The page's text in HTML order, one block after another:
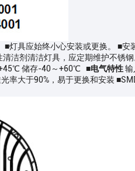
具应始终小心安装或更换。 ■安
洁剂清洁灯具，应定期维护不锈
储存-40～+60℃ ■电气特性输
大于90%，易于更换和安装